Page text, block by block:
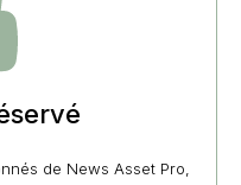
de News Asset Pro,